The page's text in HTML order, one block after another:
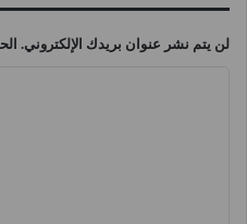
لن يتم نشر عنوان بريدك الإلكتروني.